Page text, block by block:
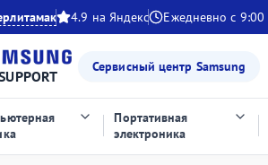
4.9 на Яндекс Ежедневно с
Сервисный центр Samsung
Портативная
электроника